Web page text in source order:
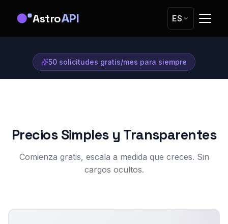
AstroAPI ES
50 solicitudes gratis/mes para siempre
Precios Simples y Transparentes
Comienza gratis, escala a medida que creces. Sin
cargos ocultos.